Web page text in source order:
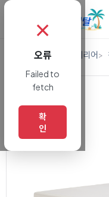
렌탈 가구/인테리어
✗
오류
Failed to
fetch
확
인